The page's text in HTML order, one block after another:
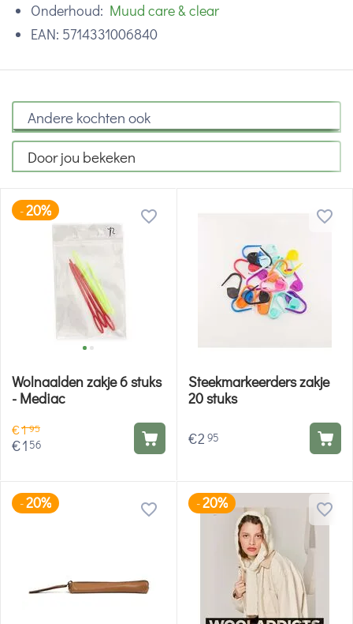
Onderhoud: Muud care & clear
EAN: 5714331006840
Andere kochten ook
Door jou bekeken
-20%
Wolnaalden zakje 6 stuks
- Mediac
€195
€1 56
Steekmarkeerders zakje
20 stuks
€2 95
-20% -20%